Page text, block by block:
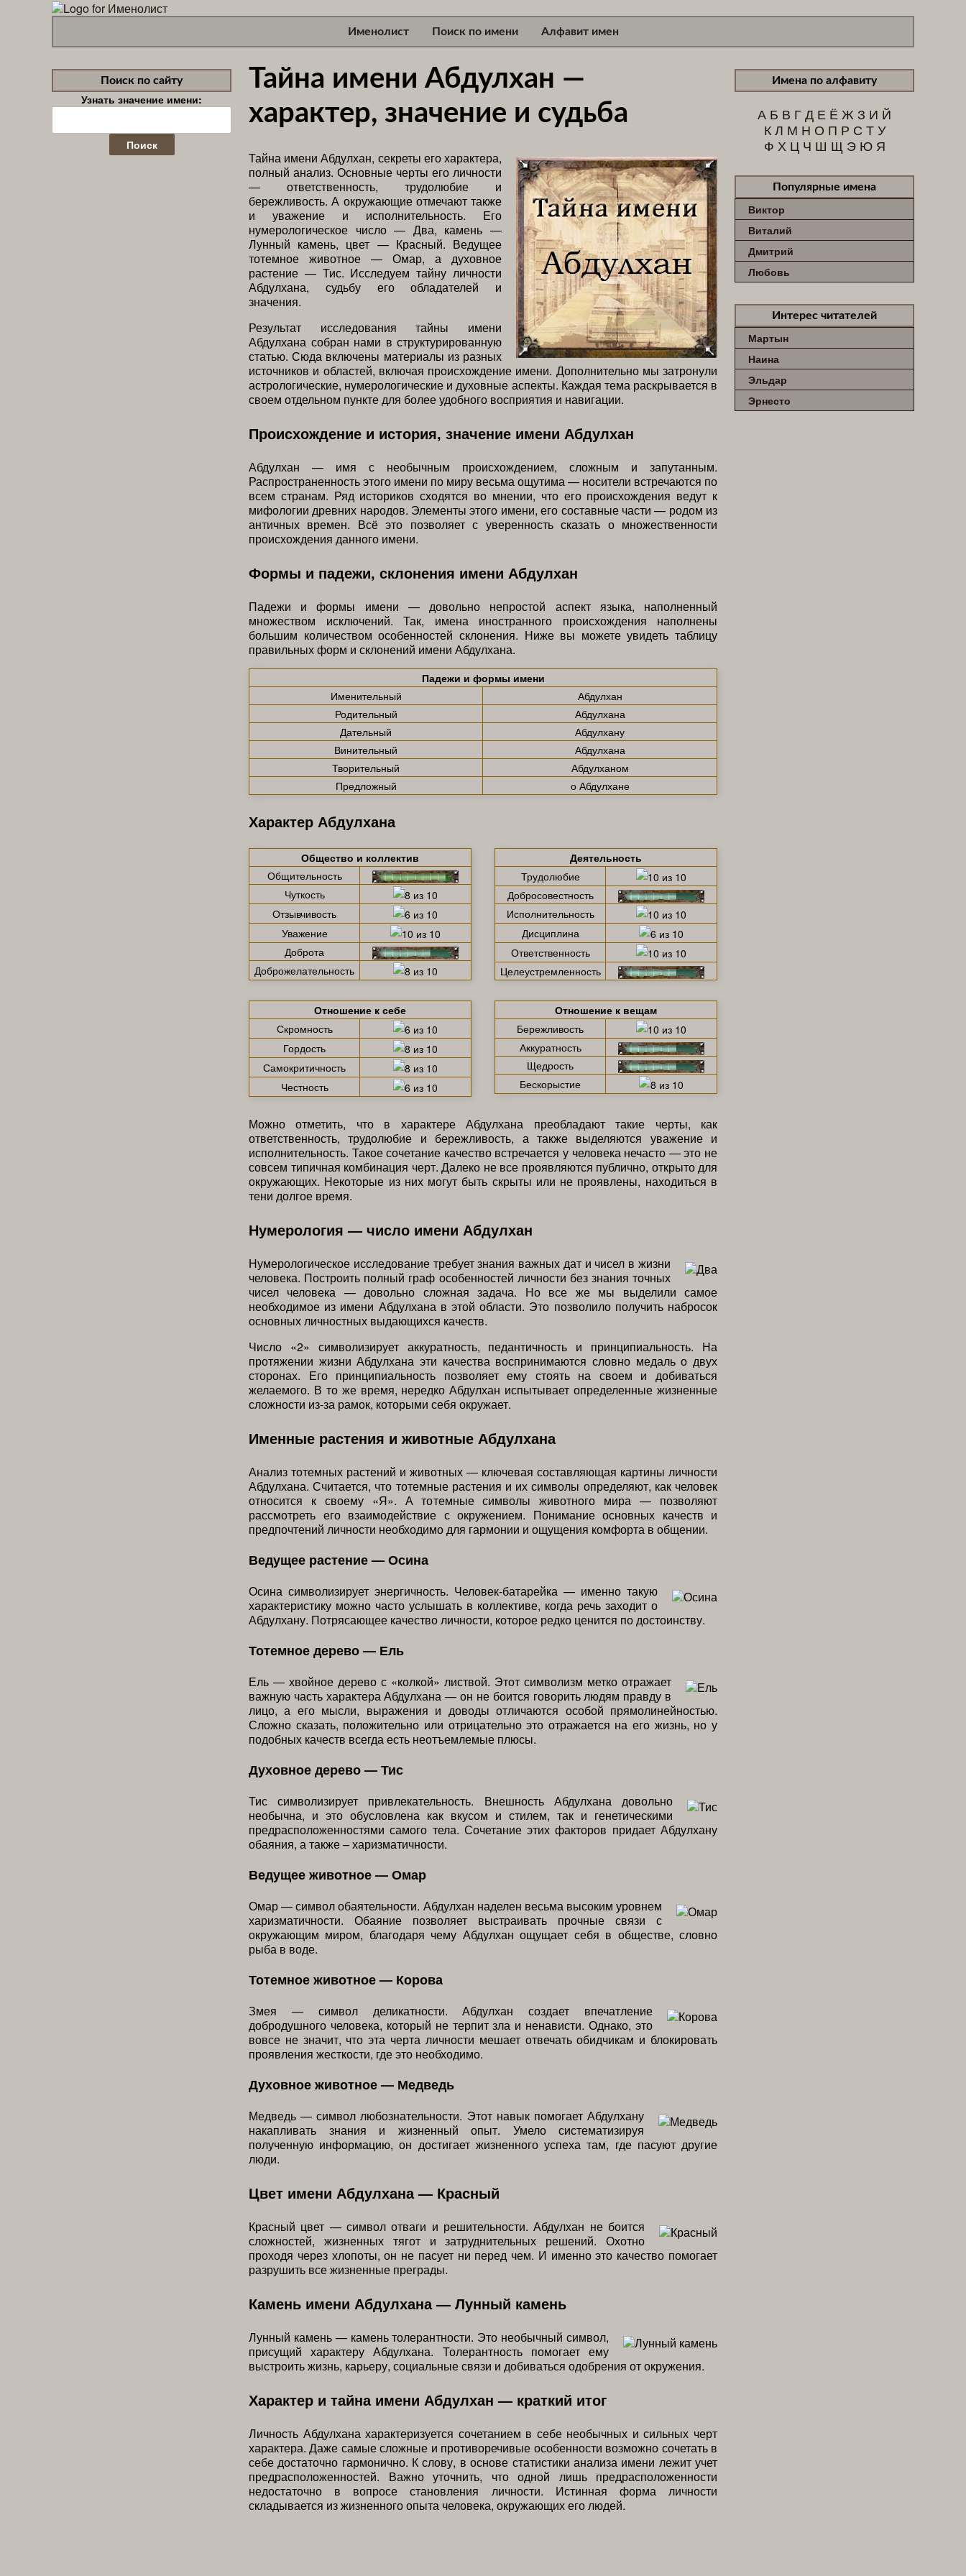
Именолист Поиск по имени Алфавит имен
Поиск по сайту
Узнать значение имени:
Найти:
Тайна имени Абдулхан —
характер, значение и судьба
Тайна имени Абдулхан, секреты его характера,
полный анализ. Основные черты его личности
— ответственность, трудолюбие и
бережливость. А окружающие отмечают также
и уважение и исполнительность. Его
нумерологическое число — Два, камень —
Лунный камень, цвет — Красный. Ведущее
тотемное животное — Омар, а духовное
растение — Тис. Исследуем тайну личности
Абдулхана, судьбу его обладателей и
значения.
Результат исследования тайны имени
Абдулхана собран нами в структурированную
статью. Сюда включены материалы из разных
источников и областей, включая происхождение имени. Дополнительно мы затронули
астрологические, нумерологические и духовные аспекты. Каждая тема раскрывается в
своем отдельном пункте для более удобного восприятия и навигации.
Происхождение и история, значение имени Абдулхан
Абдулхан — имя с необычным происхождением, сложным и запутанным.
Распространенность этого имени по миру весьма ощутима — носители встречаются по
всем странам. Ряд историков сходятся во мнении, что его происхождения ведут к
мифологии древних народов. Элементы этого имени, его составные части — родом из
античных времен. Всё это позволяет с уверенность сказать о множественности
происхождения данного имени.
Формы и падежи, склонения имени Абдулхан
Падежи и формы имени — довольно непростой аспект языка, наполненный
множеством исключений. Так, имена иностранного происхождения наполнены
большим количеством особенностей склонения. Ниже вы можете увидеть таблицу
правильных форм и склонений имени Абдулхана.
Падежи и формы имени
Именительный
Абдулхан
Родительный
Абдулхана
Дательный
Абдулхану
Винительный
Абдулхана
Творительный
Абдулханом
Предложный
о Абдулхане
Характер Абдулхана
Общество и коллектив
Общительность
Чуткость
Отзывчивость
Уважение
Доброта
Доброжелательность
Деятельность
Трудолюбие
Добросовестность
Исполнительность
Дисциплина
Ответственность
Целеустремленность
Отношение к себе
Скромность
Гордость
Самокритичность
Честность
Отношение к вещам
Бережливость
Аккуратность
Щедрость
Бескорыстие
Можно отметить, что в характере Абдулхана преобладают такие черты, как
ответственность, трудолюбие и бережливость, а также выделяются уважение и
исполнительность. Такое сочетание качество встречается у человека нечасто — это не
совсем типичная комбинация черт. Далеко не все проявляются публично, открыто для
окружающих. Некоторые из них могут быть скрыты или не проявлены, находиться в
тени долгое время.
Нумерология — число имени Абдулхан
Нумерологическое исследование требует знания важных дат и чисел в жизни
человека. Построить полный граф особенностей личности без знания точных
чисел человека — довольно сложная задача. Но все же мы выделили самое
необходимое из имени Абдулхана в этой области. Это позволило получить набросок
основных личностных выдающихся качеств.
Число «2» символизирует аккуратность, педантичность и принципиальность. На
протяжении жизни Абдулхана эти качества воспринимаются словно медаль о двух
сторонах. Его принципиальность позволяет ему стоять на своем и добиваться
желаемого. В то же время, нередко Абдулхан испытывает определенные жизненные
сложности из-за рамок, которыми себя окружает.
Именные растения и животные Абдулхана
Анализ тотемных растений и животных — ключевая составляющая картины личности
Абдулхана. Считается, что тотемные растения и их символы определяют, как человек
относится к своему «Я». А тотемные символы животного мира — позволяют
рассмотреть его взаимодействие с окружением. Понимание основных качеств и
предпочтений личности необходимо для гармонии и ощущения комфорта в общении.
Ведущее растение — Осина
Осина символизирует энергичность. Человек-батарейка — именно такую
характеристику можно часто услышать в коллективе, когда речь заходит о
Абдулхану. Потрясающее качество личности, которое редко ценится по достоинству.
Тотемное дерево — Ель
Ель — хвойное дерево с «колкой» листвой. Этот символизм метко отражает
важную часть характера Абдулхана — он не боится говорить людям правду в
лицо, а его мысли, выражения и доводы отличаются особой прямолинейностью.
Сложно сказать, положительно или отрицательно это отражается на его жизнь, но у
подобных качеств всегда есть неотъемлемые плюсы.
Духовное дерево — Тис
Тис символизирует привлекательность. Внешность Абдулхана довольно
необычна, и это обусловлена как вкусом и стилем, так и генетическими
предрасположенностями самого тела. Сочетание этих факторов придает Абдулхану
обаяния, а также – харизматичности.
Ведущее животное — Омар
Омар — символ обаятельности. Абдулхан наделен весьма высоким уровнем
харизматичности. Обаяние позволяет выстраивать прочные связи с
окружающим миром, благодаря чему Абдулхан ощущает себя в обществе, словно
рыба в воде.
Тотемное животное — Корова
Змея — символ деликатности. Абдулхан создает впечатление
добродушного человека, который не терпит зла и ненависти. Однако, это
вовсе не значит, что эта черта личности мешает отвечать обидчикам и блокировать
проявления жесткости, где это необходимо.
Духовное животное — Медведь
Медведь — символ любознательности. Этот навык помогает Абдулхану
накапливать знания и жизненный опыт. Умело систематизируя
полученную информацию, он достигает жизненного успеха там, где пасуют другие
люди.
Цвет имени Абдулхана — Красный
Красный цвет — символ отваги и решительности. Абдулхан не боится
сложностей, жизненных тягот и затруднительных решений. Охотно
проходя через хлопоты, он не пасует ни перед чем. И именно это качество помогает
разрушить все жизненные преграды.
Камень имени Абдулхана — Лунный камень
Лунный камень — камень толерантности. Это необычный символ,
присущий характеру Абдулхана. Толерантность помогает ему
выстроить жизнь, карьеру, социальные связи и добиваться одобрения от окружения.
Характер и тайна имени Абдулхан — краткий итог
Личность Абдулхана характеризуется сочетанием в себе необычных и сильных черт
характера. Даже самые сложные и противоречивые особенности возможно сочетать в
себе достаточно гармонично. К слову, в основе статистики анализа имени лежит учет
предрасположенностей. Важно уточнить, что одной лишь предрасположенности
недостаточно в вопросе становления личности. Истинная форма личности
складывается из жизненного опыта человека, окружающих его людей.
Имена по алфавиту
А Б В ГД Е Ё Ж З И Й
К Л М Н О П Р С Т У
Ф Х Ц Ч Ш Щ Э Ю Я
Популярные имена
Виктор
Виталий
Дмитрий
Любовь
Интерес читателей
Мартын
Наина
Эльдар
Эрнесто